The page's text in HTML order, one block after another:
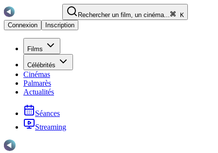
Rechercher un film, un cinéma...
K
Connexion
Inscription
Films
Célébrités
Cinémas
Palmarès
Actualités
Séances
Streaming